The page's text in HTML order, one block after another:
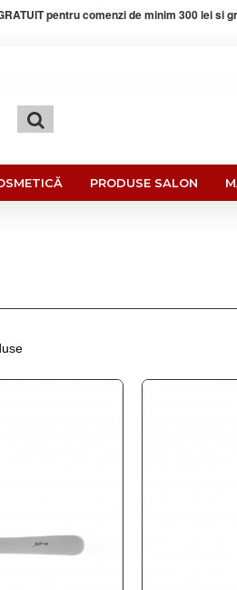
pentru comenzi de minim 300 lei si
PRODUSE SALON